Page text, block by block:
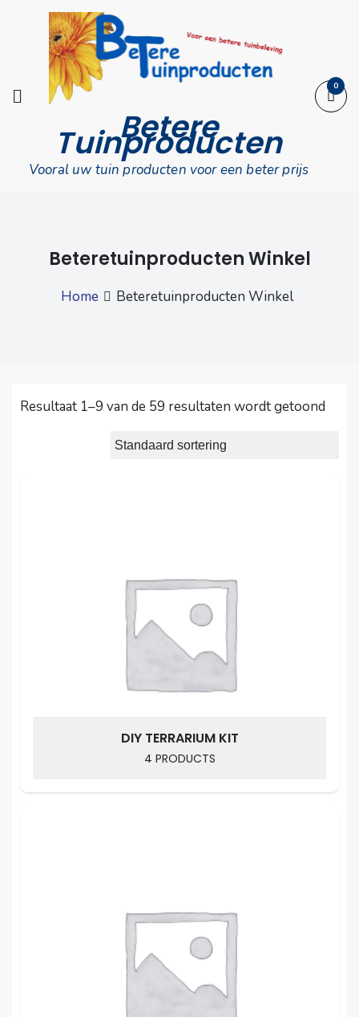
Betere
Tuinproducten
Vooral uw tuin producten voor een beter prijs
0
Beteretuinproducten Winkel
Home Beteretuinproducten Winkel
Resultaat 1–9 van de 59 resultaten wordt getoond
DIY TERRARIUM KIT
4 PRODUCTS